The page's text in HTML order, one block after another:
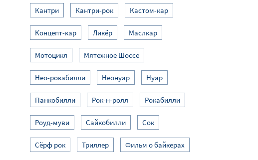
Кантри Кантри-рок Кастом-кар
Концепт-кар Ликёр Маслкар
Мотоцикл Мятежное Шоссе
Нео-рокабилли Неонуар Нуар
Панкобилли Рок-н-ролл Рокабилли
Роуд-муви Сайкобилли Сок
Сёрф рок Триллер Фильм о байкерах